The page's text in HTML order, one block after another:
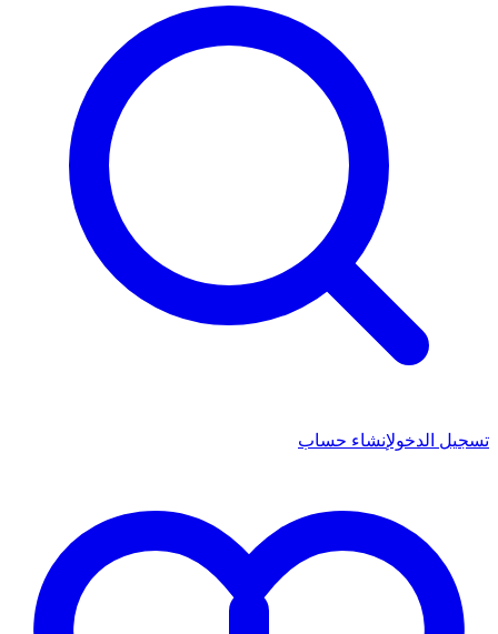
تسجيل الدخولإنشاء حساب